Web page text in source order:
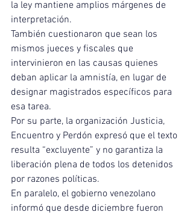
la ley mantiene amplios márgenes de
interpretación.
También cuestionaron que sean los
mismos jueces y fiscales que
intervinieron en las causas quienes
deban aplicar la amnistía, en lugar de
designar magistrados específicos para
esa tarea.
Por su parte, la organización Justicia,
Encuentro y Perdón expresó que el texto
resulta “excluyente” y no garantiza la
liberación plena de todos los detenidos
por razones políticas.
En paralelo, el gobierno venezolano
informó que desde diciembre fueron